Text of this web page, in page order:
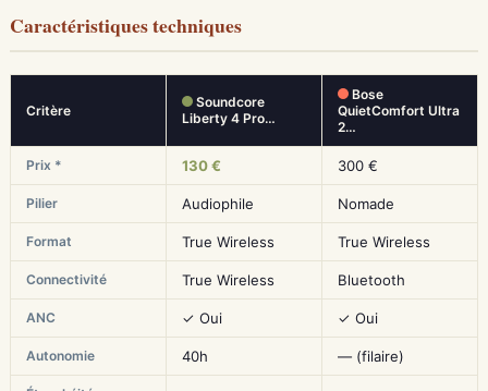
Caractéristiques techniques
Critère
Soundcore
Liberty 4 Pro…
Bose
QuietComfort Ultra
2…
Prix * 130 € 300 €
Pilier Audiophile Nomade
Format True Wireless True Wireless
Connectivité True Wireless Bluetooth
ANC ✓ Oui ✓ Oui
Autonomie 40h — (filaire)